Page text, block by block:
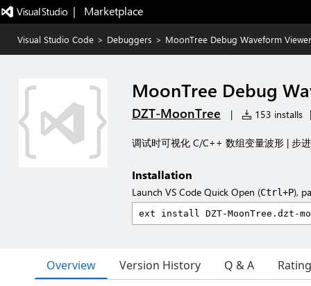
|   Marketplace
Visual Studio Code > Debuggers > MoonTree Debug Waveform Viewer
MoonTree Debug
DZT-MoonTree | 153 installs |
调试时可视化 C/C++ 数组变量波形 | 步
Installation
Launch VS Code Quick Open (Ctrl+P),
Overview Version History Q & A